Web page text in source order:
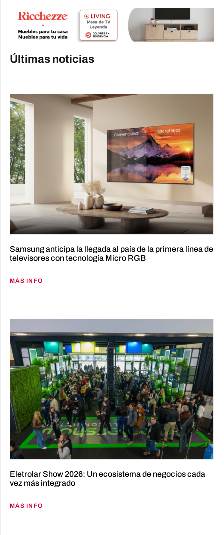
Últimas noticias
Samsung anticipa la llegada al país de la primera línea de
televisores con tecnología Micro RGB
MÁS INFO
Eletrolar Show 2026: Un ecosistema de negocios cada
vez más integrado
MÁS INFO